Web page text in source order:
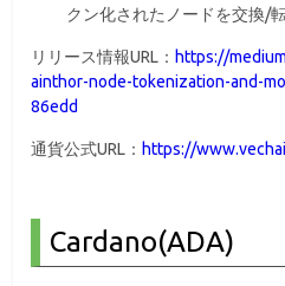
クン化されたノードを交換/
リリース情報URL： https://
ainthor-node-tokenization-and-
86edd
通貨公式URL： https://
Cardano(ADA)